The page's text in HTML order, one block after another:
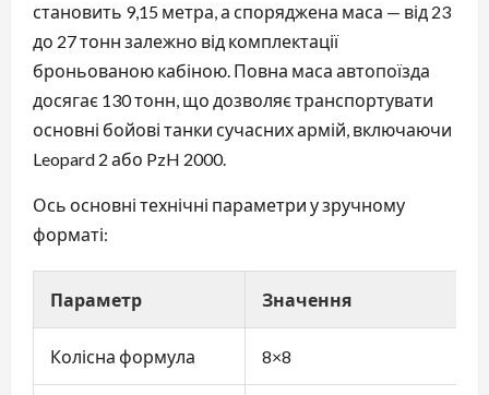
становить 9,15 метра, а споряджена маса — від 23
до 27 тонн залежно від комплектації
броньованою кабіною. Повна маса автопоїзда
досягає 130 тонн, що дозволяє транспортувати
основні бойові танки сучасних армій, включаючи
Leopard 2 або PzH 2000.
Ось основні технічні параметри у зручному
форматі:
Параметр Значення
Колісна формула 8×8